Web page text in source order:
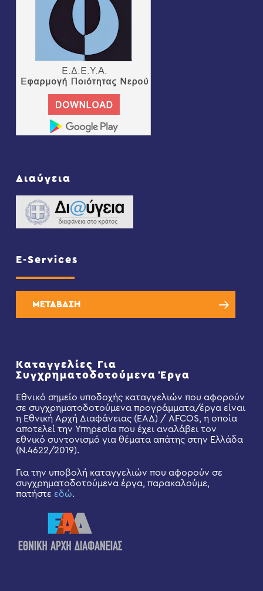
Διαύγεια
E-Services
ΜΕΤΑΒΑΣΗ
Καταγγελίες Για
Συγχρηματοδοτούμενα Έργα
Εθνικό σημείο υποδοχής καταγγελιών που αφορούν
σε συγχρηματοδοτούμενα προγράμματα/έργα είναι
η Εθνική Αρχή Διαφάνειας (ΕΑΔ) / AFCOS, η οποία
αποτελεί την Υπηρεσία που έχει αναλάβει τον
εθνικό συντονισμό για θέματα απάτης στην Ελλάδα
(Ν.4622/2019).
Για την υποβολή καταγγελιών που αφορούν σε
συγχρηματοδοτούμενα έργα, παρακαλούμε,
πατήστε εδώ.